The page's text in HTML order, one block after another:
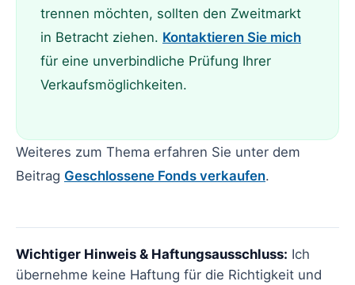
trennen möchten, sollten den Zweitmarkt
in Betracht ziehen. Kontaktieren Sie mich
für eine unverbindliche Prüfung Ihrer
Verkaufsmöglichkeiten.
Weiteres zum Thema erfahren Sie unter dem
Beitrag Geschlossene Fonds verkaufen.
Wichtiger Hinweis & Haftungsausschluss: Ich
übernehme keine Haftung für die Richtigkeit und